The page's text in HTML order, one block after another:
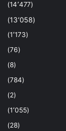
(14٬477)
(13٬058)
(1٬173)
(76)
(8)
(784)
(2)
(1٬055)
(28)